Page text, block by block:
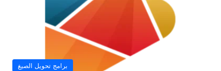
برامج تحويل الصيغ